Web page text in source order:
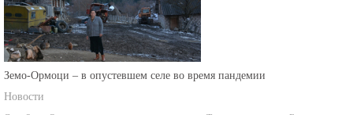
Земо-Ормоци – в опустевшем селе во время пандемии
Новости